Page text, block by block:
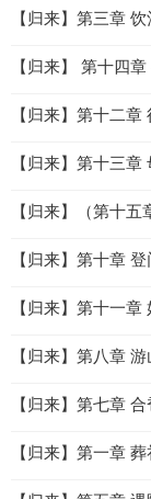
【归来】第三章 饮
【归来】 第十四
【归来】第十二章
【归来】第十三章
【归来】（第十五
【归来】第十章 登
【归来】第十一章
【归来】第八章 游
【归来】第七章 合
【归来】第一章 葬